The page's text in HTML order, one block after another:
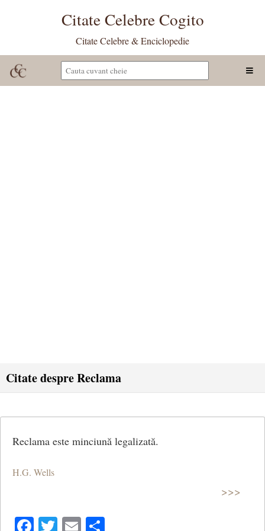
Citate Celebre Cogito
Citate Celebre & Enciclopedie
Citate despre Reclama
Reclama este minciună legalizată.
H.G. Wells
>>>
Facebook
Twitter
Email